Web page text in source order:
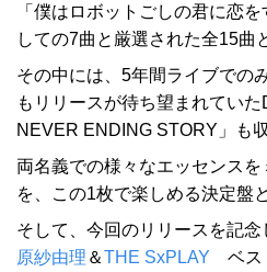
「僕はロボットごしの君に恋
しての7曲と厳選された全15曲
その中には、5年間ライブでの
もリリースが待ち望まれてい
NEVER ENDING STORY」も
両名義での様々なエッセンス
を、この1枚で楽しめる決定盤
そして、今回のリリースを記念
原紗由理 ＆THE SxPLAY ベス